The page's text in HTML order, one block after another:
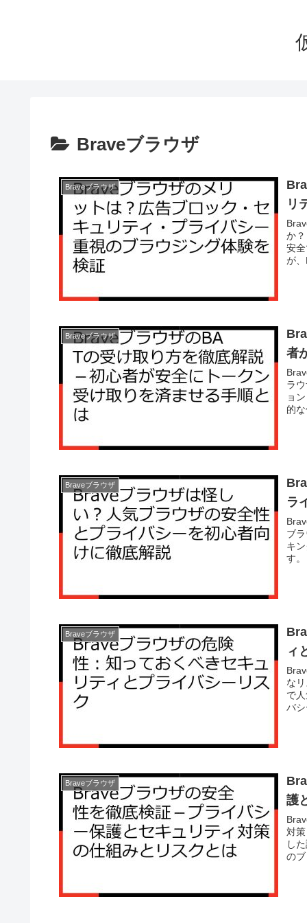
Braveブラウザ
Braveブラウザ
リ
か
安
が
Braveブラウザ
者
ラ
ョ
的
Braveブラウザ
ラ
ブ
キ
す
Braveブラウザ
ィ
な
で
バ
Braveブラウザ
護
対
し
の